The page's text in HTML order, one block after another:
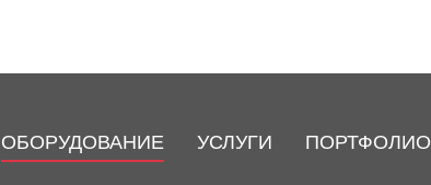
ОБОРУДОВАНИЕ УСЛУГИ ПОРТФОЛИО